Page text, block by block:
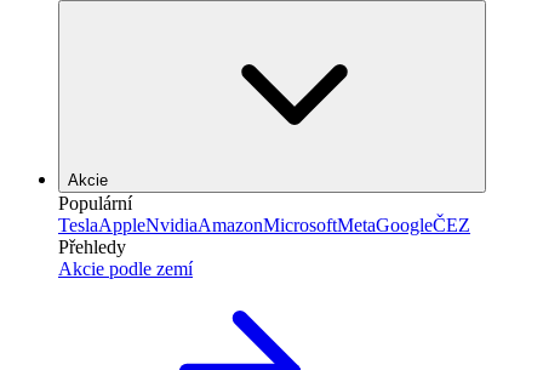
Akcie
Populární
TeslaAppleNvidiaAmazonMicrosoftMetaGoogleČEZ
Přehledy
Akcie podle zemí